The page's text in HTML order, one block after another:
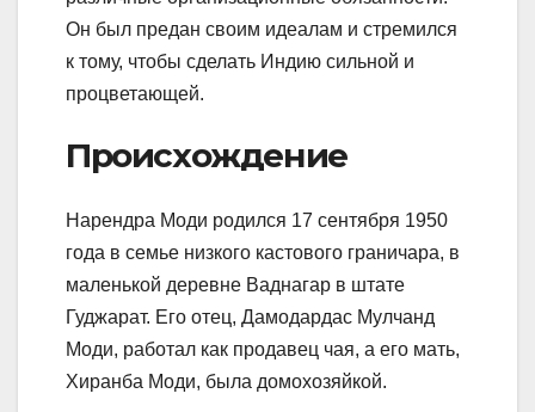
Он был предан своим идеалам и стремился
к тому, чтобы сделать Индию сильной и
процветающей.
Происхождение
Нарендра Моди родился 17 сентября 1950
года в семье низкого кастового граничара, в
маленькой деревне Ваднагар в штате
Гуджарат. Его отец, Дамодардас Мулчанд
Моди, работал как продавец чая, а его мать,
Хиранба Моди, была домохозяйкой.